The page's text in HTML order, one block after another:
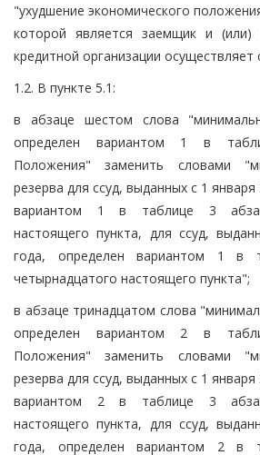
"ухудшение экономического
которой является заемщик и
кредитной организации
1.2. В пункте 5.1:
в абзаце шестом слова
определен вариантом 1 в
Положения" заменить словами
резерва для ссуд, выданных с 1
вариантом 1 в таблице 3
настоящего пункта, для ссуд,
года, определен вариантом 1 в
четырнадцатого настоящего пункта";
в абзаце тринадцатом слова
определен вариантом 2 в
Положения" заменить словами
резерва для ссуд, выданных с 1
вариантом 2 в таблице 3
настоящего пункта, для ссуд,
года, определен вариантом 2 в